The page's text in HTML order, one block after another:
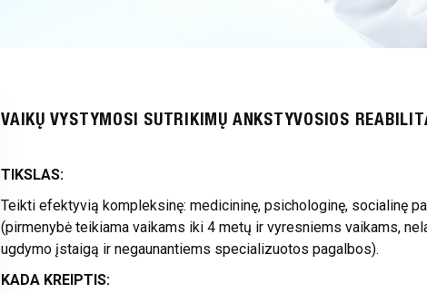
VAIKŲ VYSTYMOSI SUTRIKIMŲ ANKSTYVOSIOS
TIKSLAS:
Teikti efektyvią kompleksinę: medicininę, psichologinę, socialinę
(pirmenybė teikiama vaikams iki 4 metų ir vyresniems vaikams,
ugdymo įstaigą ir negaunantiems specializuotos pagalbos).
KADA KREIPTIS: